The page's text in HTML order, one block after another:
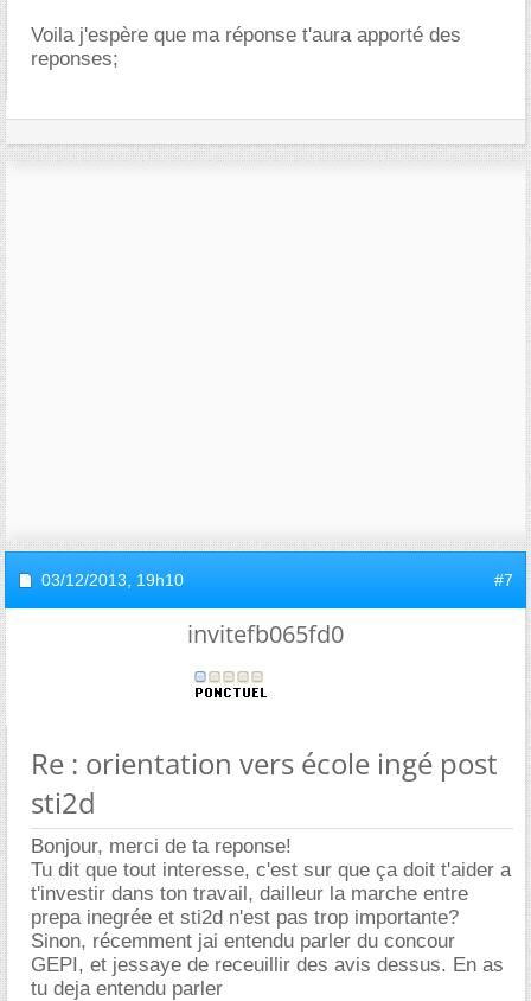
Voila j'espère que ma réponse t'aura apporté des
reponses;
03/12/2013, 19h10 #7
invitefb065fd0
Re : orientation vers école ingé post
sti2d
Bonjour, merci de ta reponse!
Tu dit que tout interesse, c'est sur que ça doit t'aider a
t'investir dans ton travail, dailleur la marche entre
prepa inegrée et sti2d n'est pas trop importante?
Sinon, récemment jai entendu parler du concour
GEPI, et jessaye de receuillir des avis dessus. En as
tu deja entendu parler